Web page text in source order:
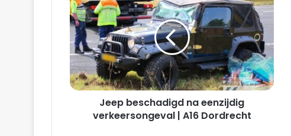
na
eenzijdig
verkeersongeval
A16
Dordrecht
Jeep beschadigd na eenzijdig
verkeersongeval | A16 Dordrecht